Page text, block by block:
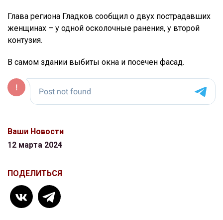
Глава региона Гладков сообщил о двух пострадавших
женщинах – у одной осколочные ранения, у второй
контузия.
В самом здании выбиты окна и посечен фасад.
Ваши Новости
12 марта 2024
ПОДЕЛИТЬСЯ